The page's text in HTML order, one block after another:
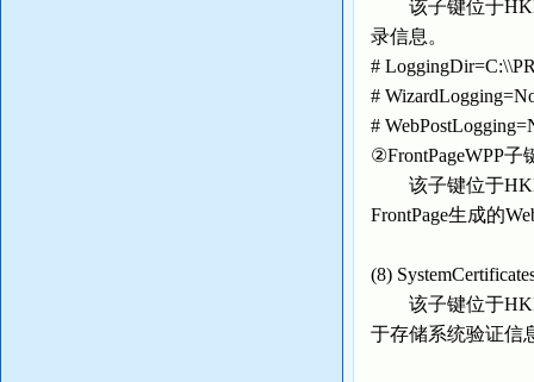
该子键位于
录信息。
#
#
#
②FrontPageWPP子
该子键位于
FrontPage生成的
(8)
该子键位于
于存储系统验证信